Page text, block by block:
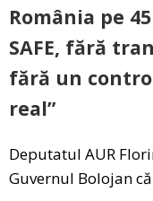
România pe
SAFE, fără
fără un
real”
Deputatul AUR
Guvernul Bolojan